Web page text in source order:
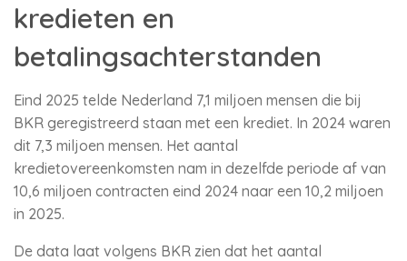
kredieten en
betalingsachterstanden
Eind 2025 telde Nederland 7,1 miljoen mensen die bij
BKR geregistreerd staan met een krediet. In 2024 waren
dit 7,3 miljoen mensen. Het aantal
kredietovereenkomsten nam in dezelfde periode af van
10,6 miljoen contracten eind 2024 naar een 10,2 miljoen
in 2025.
De data laat volgens BKR zien dat het aantal